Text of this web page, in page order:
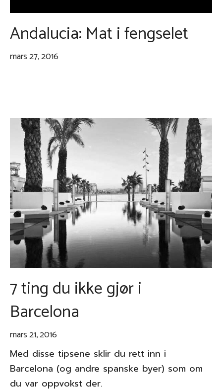
Andalucia: Mat i fengselet
mars 27, 2016
7 ting du ikke gjør i
Barcelona
mars 21, 2016
Med disse tipsene sklir du rett inn i
Barcelona (og andre spanske byer) som om
du var oppvokst der.